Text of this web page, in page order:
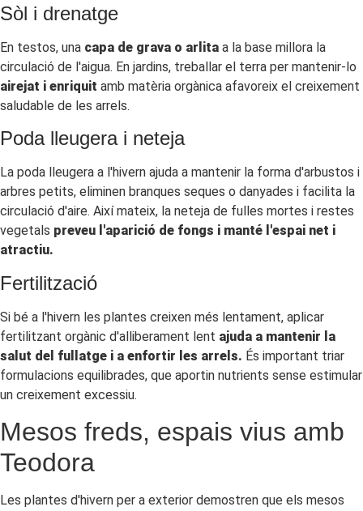
Sòl i drenatge
En testos, una capa de grava o arlita a la base millora la
circulació de l'aigua. En jardins, treballar el terra per mantenir-lo
airejat i enriquit amb matèria orgànica afavoreix el creixement
saludable de les arrels.
Poda lleugera i neteja
La poda lleugera a l'hivern ajuda a mantenir la forma d'arbustos i
arbres petits, eliminen branques seques o danyades i facilita la
circulació d'aire. Així mateix, la neteja de fulles mortes i restes
vegetals preveu l'aparició de fongs i manté l'espai net i
atractiu.
Fertilització
Si bé a l'hivern les plantes creixen més lentament, aplicar
fertilitzant orgànic d'alliberament lent ajuda a mantenir la
salut del fullatge i a enfortir les arrels. És important triar
formulacions equilibrades, que aportin nutrients sense estimular
un creixement excessiu.
Mesos freds, espais vius amb
Teodora
Les plantes d'hivern per a exterior demostren que els mesos